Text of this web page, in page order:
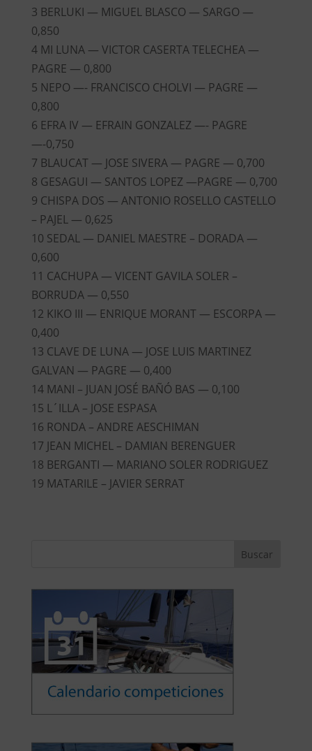
3 BERLUKI — MIGUEL BLASCO — SARGO —
0,850
4 MI LUNA — VICTOR CASERTA TELECHEA —
PAGRE — 0,800
5 NEPO —- FRANCISCO CHOLVI — PAGRE —
0,800
6 EFRA IV — EFRAIN GONZALEZ —- PAGRE
—-0,750
7 BLAUCAT — JOSE SIVERA — PAGRE — 0,700
8 GESAGUI — SANTOS LOPEZ —PAGRE — 0,700
9 CHISPA DOS — ANTONIO ROSELLO CASTELLO
– PAJEL — 0,625
10 SEDAL — DANIEL MAESTRE – DORADA —
0,600
11 CACHUPA — VICENT GAVILA SOLER –
BORRUDA — 0,550
12 KIKO III — ENRIQUE MORANT — ESCORPA —
0,400
13 CLAVE DE LUNA — JOSE LUIS MARTINEZ
GALVAN — PAGRE — 0,400
14 MANI – JUAN JOSÉ BAÑÓ BAS — 0,100
15 L´ILLA – JOSE ESPASA
16 RONDA – ANDRE AESCHIMAN
17 JEAN MICHEL – DAMIAN BERENGUER
18 BERGANTI — MARIANO SOLER RODRIGUEZ
19 MATARILE – JAVIER SERRAT